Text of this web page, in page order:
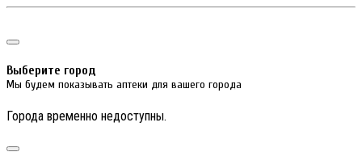
Выберите город
Мы будем показывать аптеки для вашего города
Города временно недоступны.